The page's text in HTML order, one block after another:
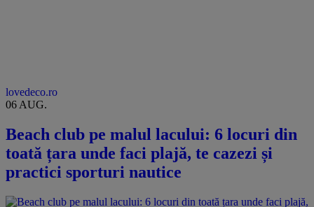
lovedeco.ro
06 AUG.
Beach club pe malul lacului: 6 locuri din
toată țara unde faci plajă, te cazezi și
practici sporturi nautice